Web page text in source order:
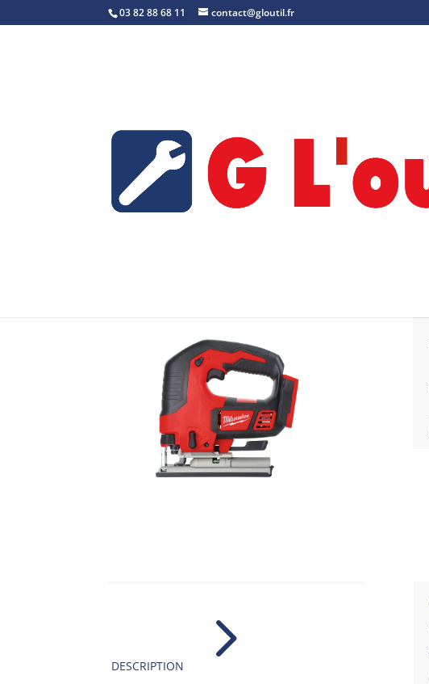
03 82 88 68 11 contact@gloutil.fr
DESCRIPTION 5